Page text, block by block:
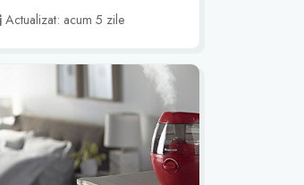
Actualizat: acum 5 zile